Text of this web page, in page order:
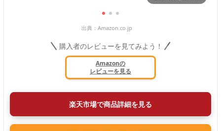
出典： Amazon.co.jp
購入者のレビューを見てみよう！
Amazonの
レビューを見る
楽天市場で商品詳細を見る